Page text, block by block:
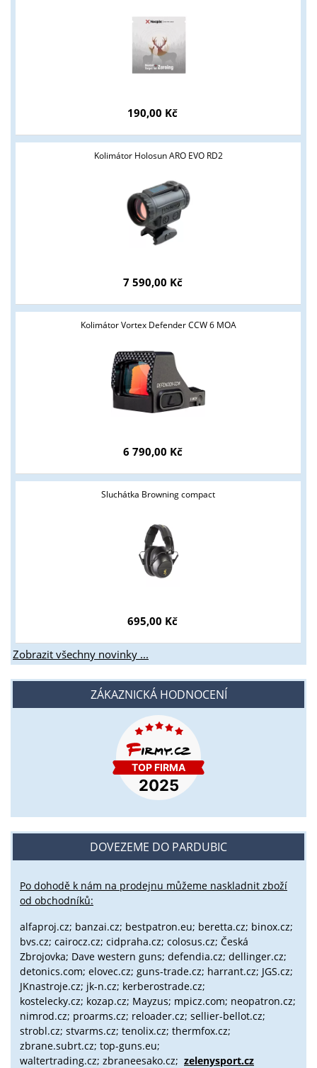
190,00 Kč
Kolimátor Holosun ARO EVO RD2
7 590,00 Kč
Kolimátor Vortex Defender CCW 6 MOA
6 790,00 Kč
Sluchátka Browning compact
695,00 Kč
Zobrazit všechny novinky ...
ZÁKAZNICKÁ HODNOCENÍ
DOVEZEME DO PARDUBIC
Po dohodě k nám na prodejnu můžeme naskladnit zboží
od obchodníků:
alfaproj.cz; banzai.cz; bestpatron.eu; beretta.cz; binox.cz;
bvs.cz; cairocz.cz; cidpraha.cz; colosus.cz; Česká
Zbrojovka; Dave western guns; defendia.cz; dellinger.cz;
detonics.com; elovec.cz; guns-trade.cz; harrant.cz; JGS.cz;
JKnastroje.cz; jk-n.cz; kerberostrade.cz;
kostelecky.cz; kozap.cz; Mayzus; mpicz.com; neopatron.cz;
nimrod.cz; proarms.cz; reloader.cz; sellier-bellot.cz;
strobl.cz; stvarms.cz; tenolix.cz; thermfox.cz;
zbrane.subrt.cz; top-guns.eu;
waltertrading.cz; zbraneesako.cz; zelenysport.cz
Tyto stránky jsou určeny pouze odborné veřejnosti od 18 let a
podnikatelům v oblasti zbraně a střelivo. Splňujete tyto
ANO NE